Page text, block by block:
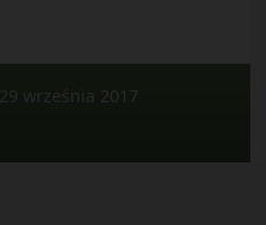
września 2017